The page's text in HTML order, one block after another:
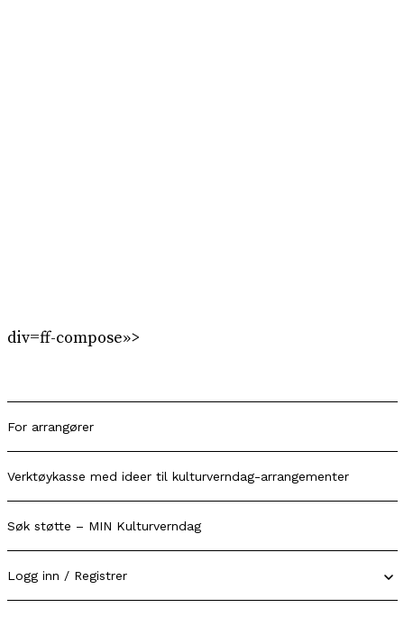
div=ff-compose»>
For arrangører
Verktøykasse med ideer til kulturverndag-arrangementer
Søk støtte – MIN Kulturverndag
Logg inn / Registrer